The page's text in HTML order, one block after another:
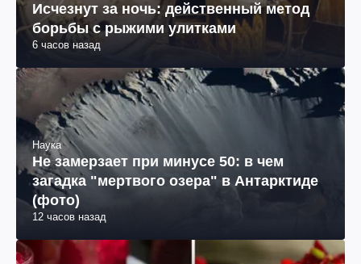
Социум
Исчезнут за ночь: действенный метод
борьбы с рыжими улитками
Наука
Не замерзает при минусе 50: в чем
загадка "мертвого озера" в Антарктиде
(фото)